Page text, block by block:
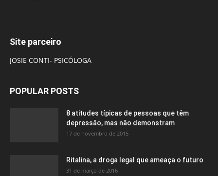
Site parceiro
JOSIE CONTI- PSICÓLOGA
POPULAR POSTS
8 atitudes típicas de pessoas que têm
depressão, mas não demonstram
17 de novembro de 2015
Ritalina, a droga legal que ameaça o futuro
31 de março de 2016